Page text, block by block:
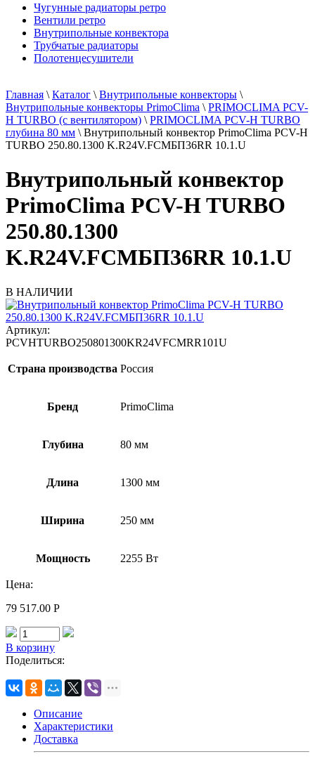
Чугунные радиаторы ретро
Вентили ретро
Внутрипольные конвектора
Трубчатые радиаторы
Полотенцесушители
Главная \ Каталог \ Внутрипольные конвекторы \
Внутрипольные конвекторы PrimoClima \ PRIMOCLIMA PCV-
H TURBO (c вентилятором) \ PRIMOCLIMA PCV-H TURBO
глубина 80 мм \ Внутрипольный конвектор PrimoClima PCV-H
TURBO 250.80.1300 K.R24V.FCMБП36RR 10.1.U
Внутрипольный конвектор
PrimoClima PCV-H TURBO
250.80.1300
K.R24V.FCMБП36RR 10.1.U
В НАЛИЧИИ
Артикул:
PCVHTURBO250801300KR24VFCMRR101U
Страна производства Россия
Бренд PrimoClima
Глубина 80 мм
Длина 1300 мм
Ширина 250 мм
Мощность 2255 Вт
Цена:
79 517.00 Р
В корзину
Поделиться:
Описание
Характеристики
Доставка